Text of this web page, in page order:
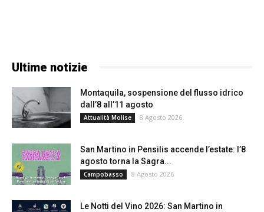
Ultime notizie
Montaquila, sospensione del flusso idrico
dall’8 all’11 agosto
Attualità Molise 8 Agosto 2026
San Martino in Pensilis accende l’estate: l’8
agosto torna la Sagra...
Campobasso 8 Agosto 2026
Le Notti del Vino 2026: San Martino in